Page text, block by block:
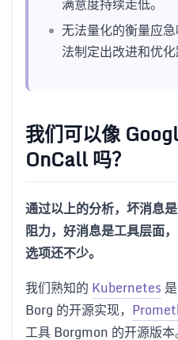
无法量化的衡量应
法制定出改进和优化
我们可以像
OnCall 吗？
通过以上的分析，坏消息
阻力，好消息是工具层面
选项还不少。
我们熟知的 Kubernetes
Borg 的开源实现，
工具 Borgmon 的开源版